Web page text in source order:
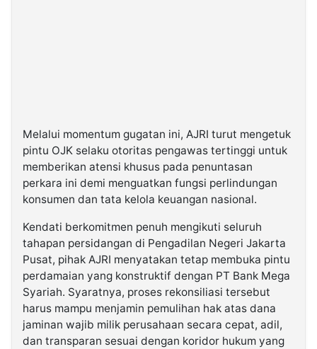
Melalui momentum gugatan ini, AJRI turut mengetuk
pintu OJK selaku otoritas pengawas tertinggi untuk
memberikan atensi khusus pada penuntasan
perkara ini demi menguatkan fungsi perlindungan
konsumen dan tata kelola keuangan nasional.
Kendati berkomitmen penuh mengikuti seluruh
tahapan persidangan di Pengadilan Negeri Jakarta
Pusat, pihak AJRI menyatakan tetap membuka pintu
perdamaian yang konstruktif dengan PT Bank Mega
Syariah. Syaratnya, proses rekonsiliasi tersebut
harus mampu menjamin pemulihan hak atas dana
jaminan wajib milik perusahaan secara cepat, adil,
dan transparan sesuai dengan koridor hukum yang